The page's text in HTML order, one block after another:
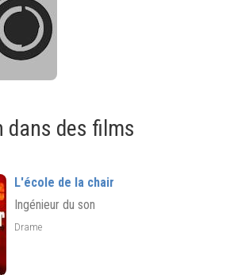
des films
L'école de la chair
Ingénieur du son
Drame